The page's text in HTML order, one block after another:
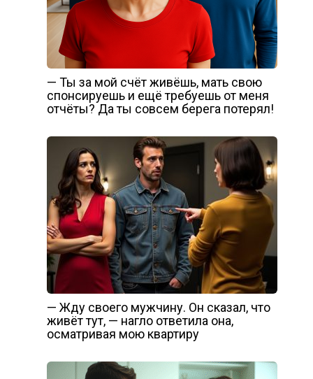
— Ты за мой счёт живёшь, мать свою
спонсируешь и ещё требуешь от меня
отчёты? Да ты совсем берега потерял!
— Жду своего мужчину. Он сказал, что
живёт тут, — нагло ответила она,
осматривая мою квартиру